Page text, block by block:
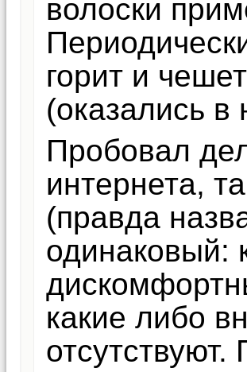
волоски
горит и
(оказались
Пробовал
интернета,
(правда
одинаковый:
какие либо